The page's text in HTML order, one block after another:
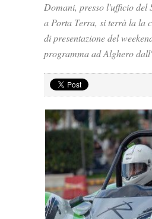
Domani, presso l'ufficio del
a Porta Terra, si terrà la la
di presentazione del
programma ad Alghero